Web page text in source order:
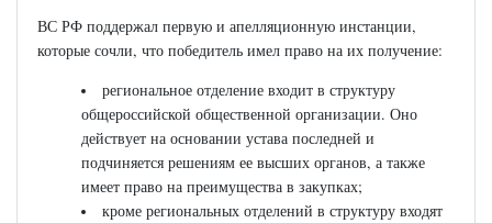
ВС РФ поддержал первую и апелляционную инстанции,
которые сочли, что победитель имел право на их получение:
региональное отделение входит в структуру
общероссийской общественной организации. Оно
действует на основании устава последней и
подчиняется решениям ее высших органов, а также
имеет право на преимущества в закупках;
кроме региональных отделений в структуру входят